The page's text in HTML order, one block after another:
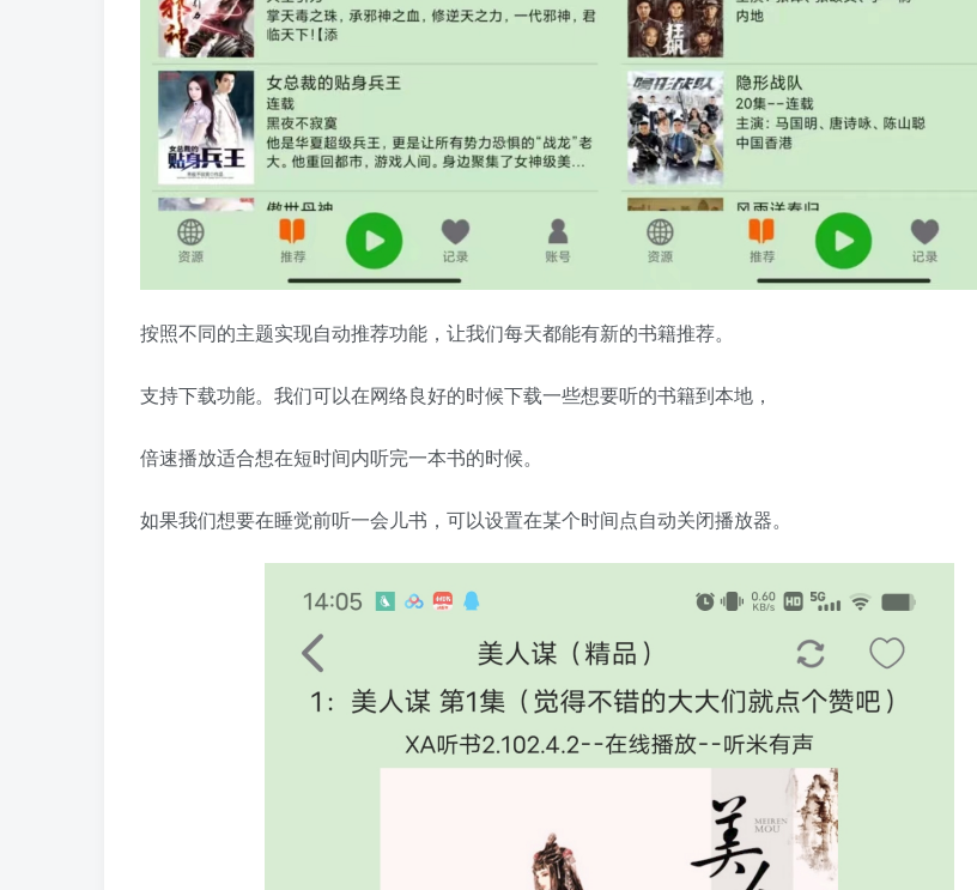
按照不同的主题实现自动推荐功能，让我们每天都能有新的书籍推荐。
支持下载功能。我们可以在网络良好的时候下载一些想要听的书籍到本地，
倍速播放适合想在短时间内听完一本书的时候。
如果我们想要在睡觉前听一会儿书，可以设置在某个时间点自动关闭播放器。